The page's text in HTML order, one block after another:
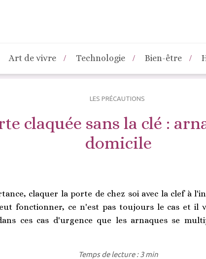
Art de vivre Technologie Bien-être
LES PRÉCAUTIONS
claquée sans la clé :
domicile
claquer la porte de chez soi avec la clef à
fonctionner, ce n'est pas toujours le cas et il
ces cas d'urgence que les arnaques se
Temps de lecture : 3 min